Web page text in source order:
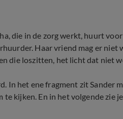
die in de zorg werkt, huurt
Haar vriend mag er niet
die loszitten, het licht dat niet
het ene fragment zit Sander
kijken. En in het volgende zie